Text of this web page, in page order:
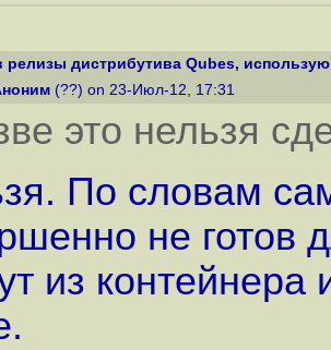
релизы дистрибутива Qubes,
(??) on 23-Июл-12, 17:31
это нельзя
По словам
не готов
из